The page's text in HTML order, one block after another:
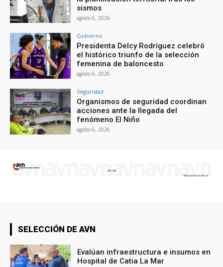
sismos
agosto 6, 2026
Gobierno
Presidenta Delcy Rodríguez celebró
el histórico triunfo de la selección
femenina de baloncesto
agosto 6, 2026
Seguridad
Organismos de seguridad coordinan
acciones ante la llegada del
fenómeno El Niño
agosto 6, 2026
SELECCIÓN DE AVN
Evalúan infraestructura e insumos en
Hospital de Catia La Mar